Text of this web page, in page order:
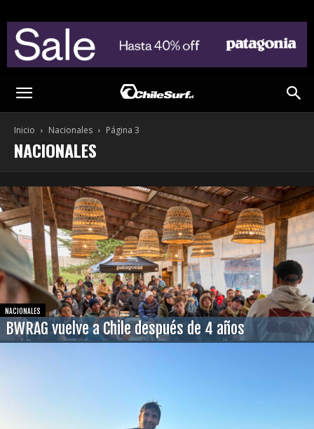
Inicio Nacionales Página 3
NACIONALES
NACIONALES
BWRAG vuelve a Chile después de 4 años